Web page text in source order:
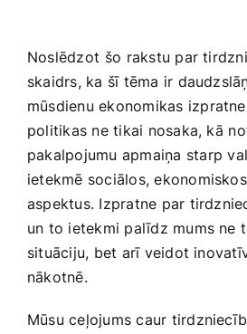
Noslēdzot ⁢šo ⁤rakstu par
skaidrs, ka šī tēma ir
mūsdienu ekonomikas
politikas ne tikai‍ nosaka, ‌kā
pakalpojumu apmaiņa starp
ietekmē sociālos,
aspektus. Izpratne par
un to ietekmi palīdz mums ne
situāciju, ‌bet arī veidot
nākotnē.
Mūsu ‍ceļojums caur